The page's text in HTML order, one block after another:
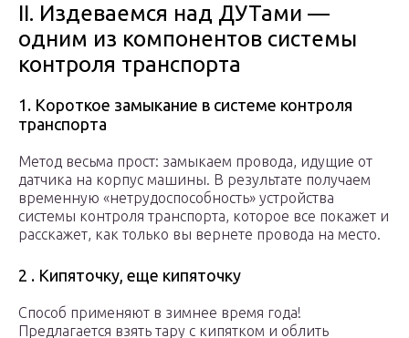
II. Издеваемся над ДУТами —
одним из компонентов системы
контроля транспорта
1. Короткое замыкание в системе контроля
транспорта
Метод весьма прост: замыкаем провода, идущие от
датчика на корпус машины. В результате получаем
временную «нетрудоспособность» устройства
системы контроля транспорта, которое все покажет и
расскажет, как только вы вернете провода на место.
2 . Кипяточку, еще кипяточку
Способ применяют в зимнее время года!
Предлагается взять тару с кипятком и облить